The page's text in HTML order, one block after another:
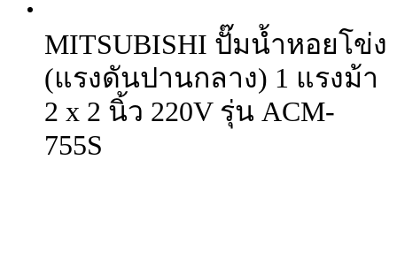
MITSUBISHI ปั๊มน้ำหอยโข่ง
(แรงดันปานกลาง) 1 แรงม้า
2 x 2 นิ้ว 220V รุ่น ACM-
755S